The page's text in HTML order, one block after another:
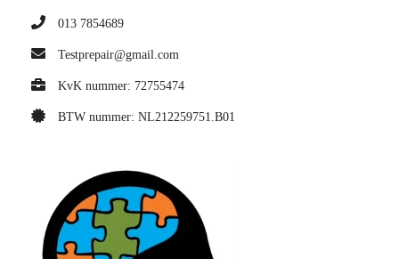
013 7854689
Testprepair@gmail.com
KvK nummer: 72755474
BTW nummer: NL212259751.B01